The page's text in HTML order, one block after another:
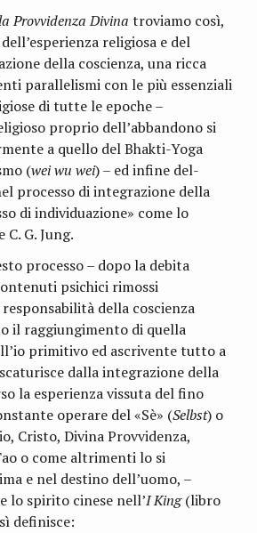
Provvidenza Divinatroviamo così,
religiosa e del
della coscienza, una ricca
parallelismi con le più essenziali
di tutte le epoche –
proprio dell’abbandono si
a quello del Bhakti­-Yoga
(wei wu wei) – ed infine del­
processo di integrazione della
di individuazione» come lo
C. G. Jung.
processo – dopo la debita
psichici rimossi
della coscienza
il raggiun­gimento di quella
primitivo ed ascri­vente tutto a
dalla integrazione della
la esperienza vissuta del fino
operare del «Sè» (Selbst) o
Cristo, Divina Provvidenza,
o come altrimenti lo si
e nel de­stino dell’uomo, –
lo spirito cinese nel­l’I King(libro
definisce: